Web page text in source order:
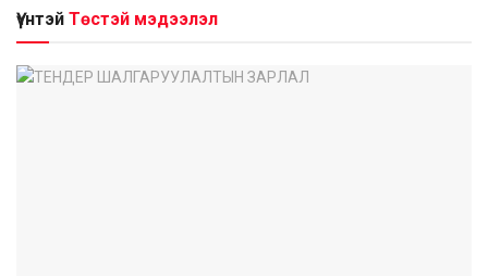
Үүнтэй Төстэй мэдээлэл